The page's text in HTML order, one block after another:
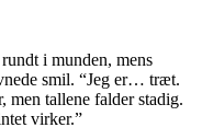
i munden, mens
smil. “Jeg er… træt.
men tallene falder stadig.
virker.”